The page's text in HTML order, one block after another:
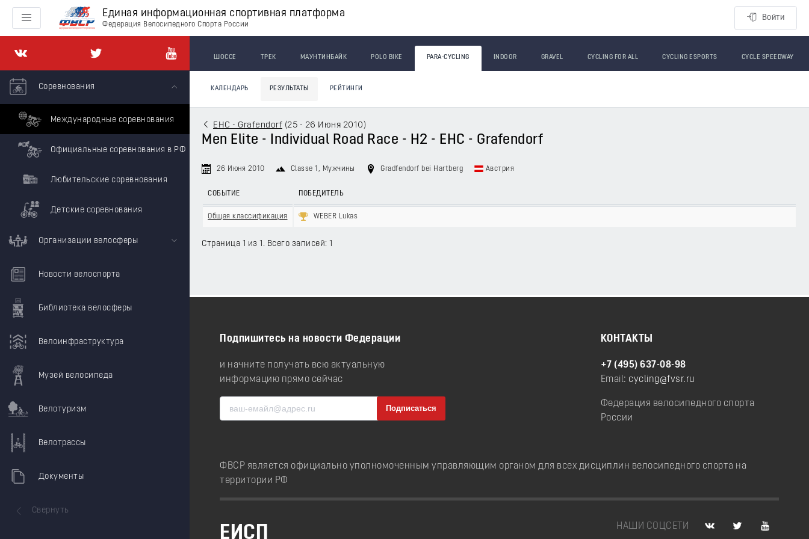
Единая информационная спортивная платформа
Федерация Велосипедного Спорта России
Войти
Соревнования
Международные соревнования
Официальные соревнования в РФ
Любительские соревнования
Детские соревнования
Организации велосферы
Новости велоспорта
Библиотека велосферы
Велоинфраструктура
Музей велосипеда
Велотуризм
Велотрассы
Документы
Свернуть
ШОССЕ ТРЕК МАУНТИНБАЙК POLO BIKE PARA-CYCLING INDOOR GRAVEL CYCLING FOR ALL CYCLING ESPORTS CYCLE SPEEDWAY
КАЛЕНДАРЬ РЕЗУЛЬТАТЫ РЕЙТИНГИ
EHC - Grafendorf (25 - 26 Июня 2010 )
Men Elite - Individual Road Race - H2 - EHC - Grafendorf
26 Июня 2010 Classe 1 , Мужчины Gradfendorf bei Hartberg Австрия
СОБЫТИЕ ПОБЕДИТЕЛЬ
Общая классификация WEBER Lukas
Страница 1 из 1. Всего записей: 1
Подпишитесь на новости Федерации
и начните получать всю актуальную
информацию прямо сейчас
КОНТАКТЫ
+7 (495) 637-08-98
Email: cycling@fvsr.ru
Федерация велосипедного спорта
России
ФВСР является официально уполномоченным управляющим органом для всех дисциплин велосипедного спорта на
территории РФ
НАШИ СОЦСЕТИ
ЕИСП